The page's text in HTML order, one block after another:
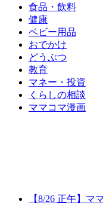
食品・飲料
健康
ベビー用品
おでかけ
どうぶつ
教育
マネー・投資
くらしの相談
ママコマ漫画
【8/26 正午】マ